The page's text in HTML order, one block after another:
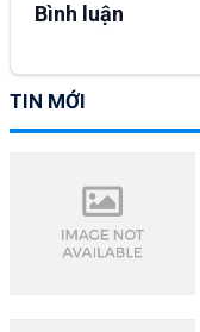
Bình luận
TIN MỚI